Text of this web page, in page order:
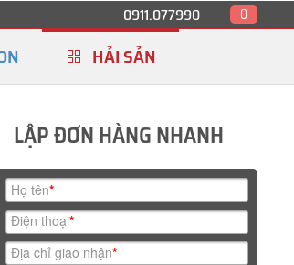
0911.077990 0
HẢI SẢN
LẬP ĐƠN HÀNG NHANH
Họ tên*
Điện thoại*
Địa chỉ giao nhận*